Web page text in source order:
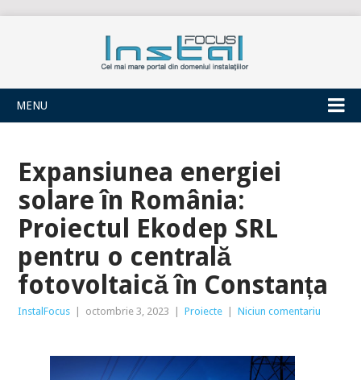
INSTALFOCUS
MENU
Expansiunea energiei
solare în România:
Proiectul Ekodep SRL
pentru o centrală
fotovoltaică în Constanța
InstalFocus octombrie 3, 2023 Proiecte Niciun comentariu